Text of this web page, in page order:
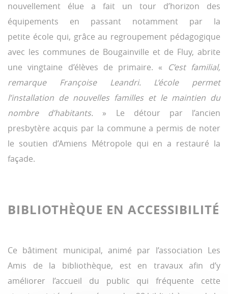
nouvellement élue a fait un tour d’horizon des
équipements en passant notamment par la
petite école qui, grâce au regroupement pédagogique
avec les communes de Bougainville et de Fluy, abrite
une vingtaine d’élèves de primaire. «
C’est familial,
remarque Françoise Leandri. L’école permet
l’installation de nouvelles familles et le maintien du
nombre d’habitants. » Le détour par l’ancien
presbytère acquis par la commune a permis de noter
le soutien d’Amiens Métropole qui en a restauré la
façade.
BIBLIOTHÈQUE EN ACCESSIBILITÉ
Ce bâtiment municipal, animé par l’association Les
Amis de la bibliothèque, est en travaux afin d’y
améliorer l’accueil du public qui fréquente cette